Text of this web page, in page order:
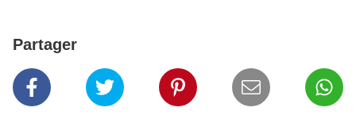
Partager